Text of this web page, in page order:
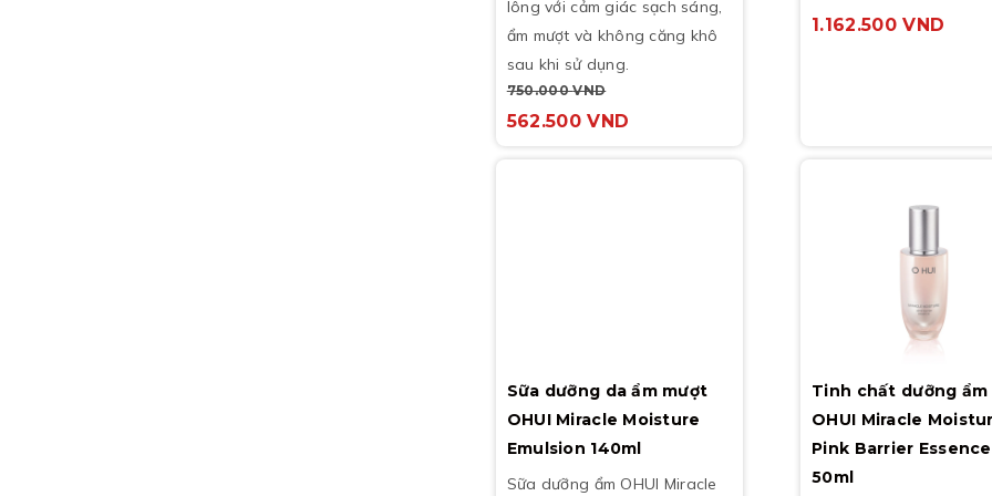
lông với cảm giác sạch sáng,
ẩm mượt và không căng khô
sau khi sử dụng.
750.000VND
562.500VND
1.162.500VND
Sữa dưỡng da ẩm mượt
OHUI Miracle Moisture
Emulsion 140ml
Sữa dưỡng ẩm OHUI Miracle
Tinh chất dưỡng ẩm
OHUI Miracle
Pink Barrier Essence
50ml